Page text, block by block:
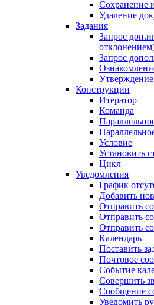
Сохранение
Удаление
Задания
Запрос
Запрос
Конструкции
Итератор
Команда
Условие
Установить
Цикл
Уведомления
График
Добавить
Отправить
Отправить
Отправить
Календарь
Поставить
Почтовое
Событие
Совершить
Сообщение
Уведомить